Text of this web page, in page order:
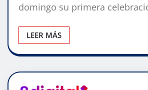
domingo su primera
LEER MÁS